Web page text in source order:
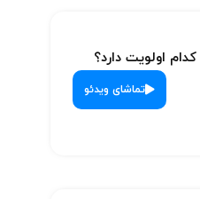
اولویت دارد؟
تماشای ویدئو